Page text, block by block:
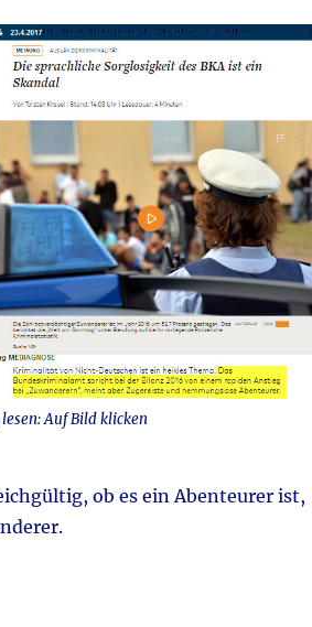
Auf Bild klicken
ob es ein Abenteurer ist,